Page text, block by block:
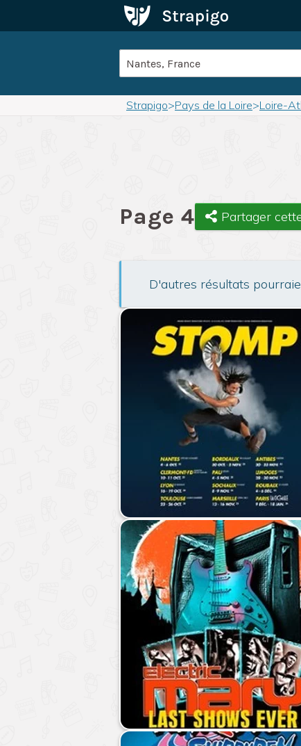
Strapigo>Pays de la Loire>Loire-
Page 4 Partager
D'autres résultats